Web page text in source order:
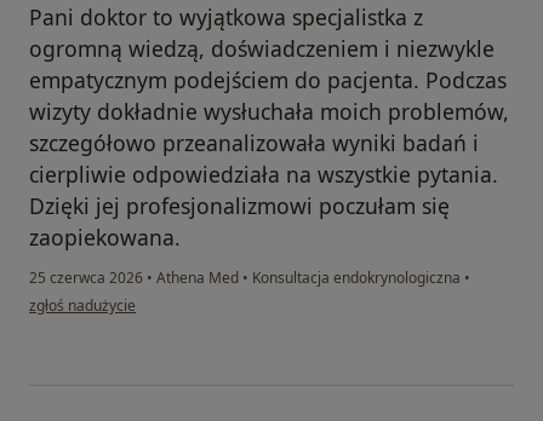
Pani doktor to wyjątkowa specjalistka z
ogromną wiedzą, doświadczeniem i niezwykle
empatycznym podejściem do pacjenta. Podczas
wizyty dokładnie wysłuchała moich problemów,
szczegółowo przeanalizowała wyniki badań i
cierpliwie odpowiedziała na wszystkie pytania.
Dzięki jej profesjonalizmowi poczułam się
zaopiekowana.
25 czerwca 2026 • Athena Med • Konsultacja endokrynologiczna •
w opinii użytkownika Daria G
zgłoś nadużycie